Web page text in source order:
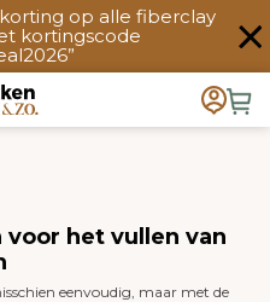
op alle fiberclay
kortingscode
het vullen van
eenvoudig, maar met de